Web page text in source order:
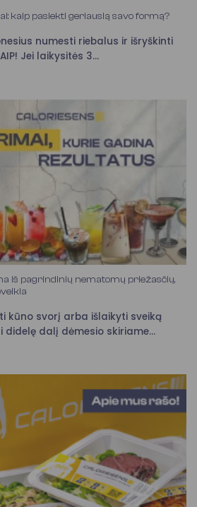
kaip pasiekti geriausią savo formą?
numesti riebalus ir išryškinti
Jei laikysitės 3...
iš pagrindinių nematomų priežasčių,
kūno svorį arba išlaikyti sveiką
didelę dalį dėmesio skiriame...